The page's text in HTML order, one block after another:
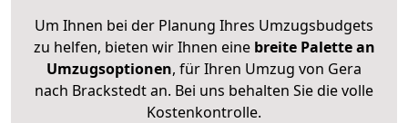
Um Ihnen bei der Planung Ihres Umzugsbudgets
zu helfen, bieten wir Ihnen eine breite Palette an
Umzugsoptionen, für Ihren Umzug von Gera
nach Brackstedt an. Bei uns behalten Sie die volle
Kostenkontrolle.